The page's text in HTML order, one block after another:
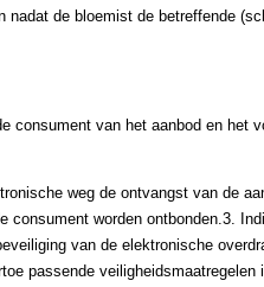
nadat de bloemist de betreffende
consument van het aanbod en het
weg de ontvangst van de
consument worden ontbonden.3.
van de elektronische
passende veiligheidsmaatregelen